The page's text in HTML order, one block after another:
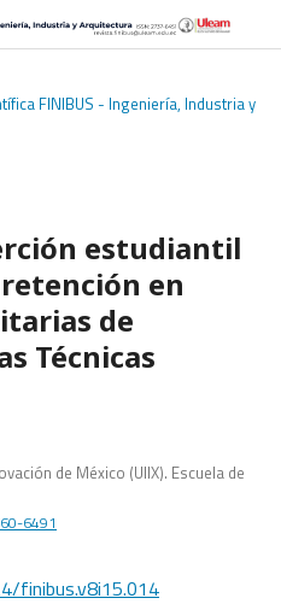
FINIBUS - Ingeniería, Industria y
estudiantil
en
de
Técnicas
de México (UIIX). Escuela de
6491
finibus.v8i15.014